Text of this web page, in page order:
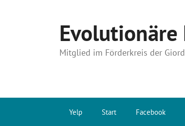
Evolutionäre
Mitglied im Förderkreis der
Yelp Start Facebook